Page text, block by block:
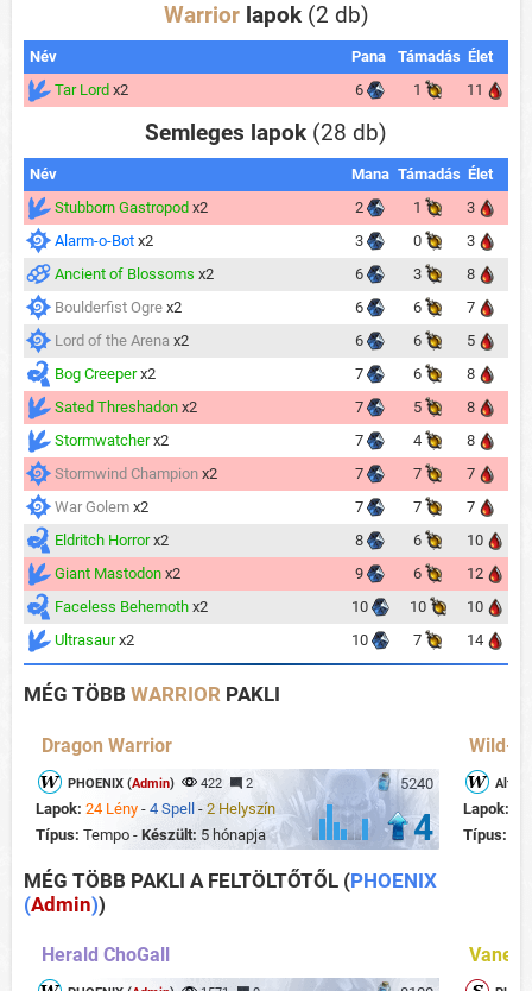
Warriorlapok (2 db)
Név Pana Támadás Élet
Tar Lord x2 6 1 11
Semleges lapok (28 db)
Név Mana Támadás Élet
Stubborn Gastropod x2 2 1
3
Alarm-o-Bot x2 3 0
3
Ancient of Blossoms x2 6 3
8
Boulderfist Ogre x2 6 6
7
Lord of the Arena x2 6 6
5
Bog Creeper x2 7 6
8
Sated Threshadon x2 7 5
8
Stormwatcher x2 7 4
8
Stormwind Champion x2 7 7
7
War Golem x2 7 7
7
Eldritch Horror x2 8 6
10
Giant Mastodon x2 9 6
12
Faceless Behemoth x2 10 10
10
Ultrasaur x2 10 7 14
MÉG TÖBB WARRIOR PAKLI
Dragon Warrior
5240
PHOENIX (Admin) 422 2
Lapok: 24 Lény - 4 Spell - 2 Helyszín
Típus: Tempo - Készült: 5 hónapja 4
Wild-
Lapok:
Típus:
MÉG TÖBB PAKLI A FELTÖLTŐTŐL (PHOENIX
(Admin))
Herald ChoGall